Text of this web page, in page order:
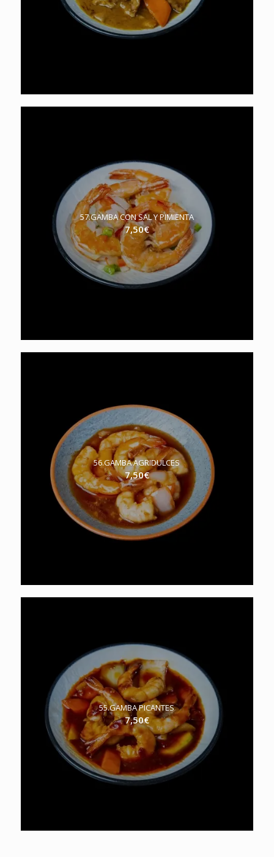
57.GAMBA CON SAL Y PIMIENTA
7,50€
56.GAMBA AGRIDULCES
7,50€
55.GAMBA PICANTES
7,50€